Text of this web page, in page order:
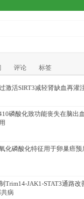
评论 标签
激活SIRT3减轻肾缺血再灌
磷酸化致功能丧失在脑出
化磷酸化特征用于卵巢癌预
Trim14-JAK1-STAT3通路改
病